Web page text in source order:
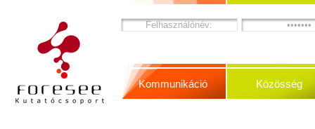
Kommunikáció Közösség